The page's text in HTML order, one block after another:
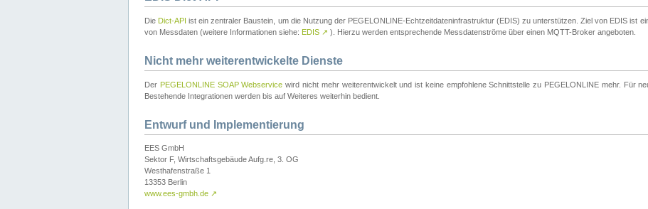
Die Dict-API ist ein zentraler Baustein, um die Nutzung der PEGELONLINE-Echtzeitdateninfrastruktur (EDIS) zu unterstützen. Ziel von EDIS ist
von Messdaten (weitere Informationen siehe: EDIS ↗ ). Hierzu werden entsprechende Messdatenströme über einen MQTT-Broker angeboten.
Nicht mehr weiterentwickelte Dienste
Der PEGELONLINE SOAP Webservice wird nicht mehr weiterentwickelt und ist keine empfohlene Schnittstelle zu PEGELONLINE mehr. Für
Bestehende Integrationen werden bis auf Weiteres weiterhin bedient.
Entwurf und Implementierung
EES GmbH
Sektor F, Wirtschaftsgebäude Aufg.re, 3. OG
Westhafenstraße 1
13353 Berlin
www.ees-gmbh.de ↗